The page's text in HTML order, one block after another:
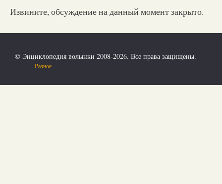
Извините, обсуждение на данный момент закрыто.
© Энциклопедия волынки 2008-2026. Все права защищены.
Разное